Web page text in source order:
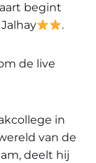
begint
.
de live
in
van de
deelt hij